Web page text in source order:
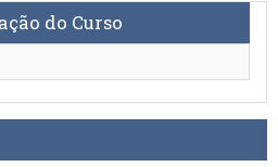
do Curso